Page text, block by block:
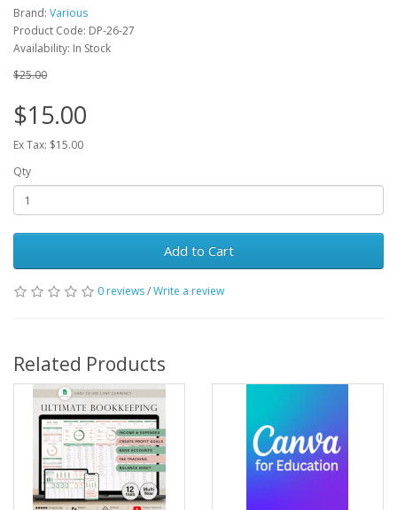
Brand: Various
Product Code: DP-26-27
Availability: In Stock
$25.00
$15.00
Ex Tax: $15.00
Qty
Add to Cart
0 reviews/Write a review
Related Products